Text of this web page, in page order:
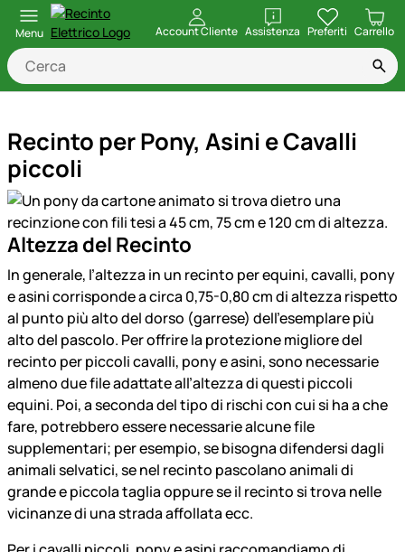
Menu Account Cliente Assistenza
apri Preferiti Carrello
Recinto per Pony, Asini e Cavalli
piccoli
Altezza del Recinto
In generale, l’altezza in un recinto per equini, cavalli, pony
e asini corrisponde a circa 0,75-0,80 cm di altezza rispetto
al punto più alto del dorso (garrese) dell’esemplare più
alto del pascolo. Per offrire la protezione migliore del
recinto per piccoli cavalli, pony e asini, sono necessarie
almeno due file adattate all’altezza di questi piccoli
equini. Poi, a seconda del tipo di rischi con cui si ha a che
fare, potrebbero essere necessarie alcune file
supplementari; per esempio, se bisogna difendersi dagli
animali selvatici, se nel recinto pascolano animali di
grande e piccola taglia oppure se il recinto si trova nelle
vicinanze di una strada affollata ecc.